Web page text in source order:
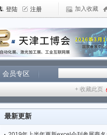
加入收藏
会员专区
+ 收藏此页
最新更新